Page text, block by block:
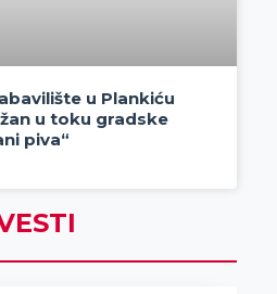
u Plankiću
u toku gradske
piva“